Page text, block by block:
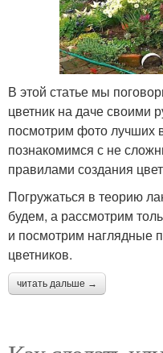
В этой статье мы
цветник на даче своими
посмотрим фото лучших
познакомимся с не
правилами создания
Погружаться в теорию
будем, а рассмотрим
и посмотрим наглядные
цветников.
читать дальше →